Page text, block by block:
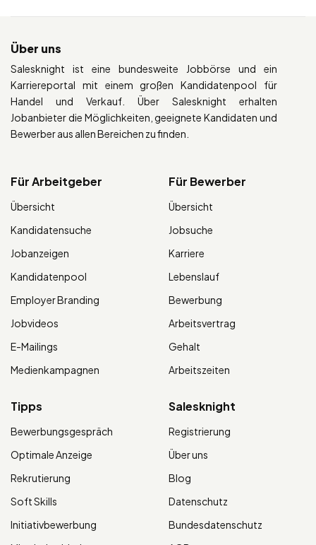
Über uns
Salesknight ist eine bundesweite Jobbörse und ein
Karriereportal mit einem großen Kandidatenpool für
Handel und Verkauf. Über Salesknight erhalten
Jobanbieter die Möglichkeiten, geeignete Kandidaten und
Bewerber aus allen Bereichen zu finden.
Für Arbeitgeber
Übersicht
Kandidatensuche
Jobanzeigen
Kandidatenpool
Employer Branding
Jobvideos
E-Mailings
Medienkampagnen
Für Bewerber
Übersicht
Jobsuche
Karriere
Lebenslauf
Bewerbung
Arbeitsvertrag
Gehalt
Arbeitszeiten
Tipps
Bewerbungsgespräch
Optimale Anzeige
Rekrutierung
Soft Skills
Initiativbewerbung
Salesknight
Registrierung
Über uns
Blog
Datenschutz
Bundesdatenschutz